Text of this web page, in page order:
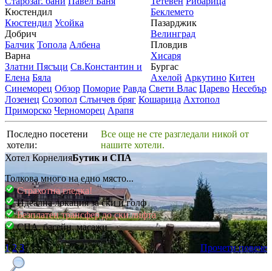
Кюстендил
Кюстендил Усойка
Добрич
Балчик Топола Албена
Варна
Златни Пясъци Св.Константин и
Елена Бяла
Беклемето
Пазарджик
Велинград
Пловдив
Хисаря
Бургас
Ахелой Аркутино Китен
Синеморец Обзор Поморие Равда Свети Влас Царево Несебър
Лозенец Созопол Слънчев бряг Кошарица Ахтопол
Приморско Черноморец Арапя
Последно посетени
хотели:
Все още не сте разгледали никой от
нашите хотели.
Хотел КорнелияБутик и СПА
Толкова много на едно място...
Страхотна гледка!
Идеална локация за ски и голф
Безплатен трансфер до ски лифта
СПА, басейн, масажи
Прочети повече
1 2 3